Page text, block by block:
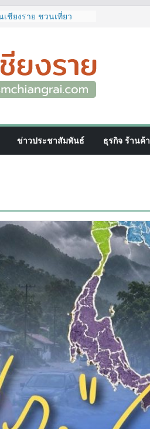
ชียงราย ชวนเที่ยว
แล้วรับของที่ระลึกสุด
ขจ เปิดประมูลออนไลน์
น เลขมงคล ความหมาย
กหลายทั้ง 301 หมายเลข
ม่ควรพลาด!
ตรียมพบกับมหกรรมสุด
อุตสาหกรรมแฟร์ ล้านนา
เศรษฐกิจสร้างสรรค์
วของเมือง
ข่าวประชาสัมพันธ์ ธุรกิจ ร้านค้